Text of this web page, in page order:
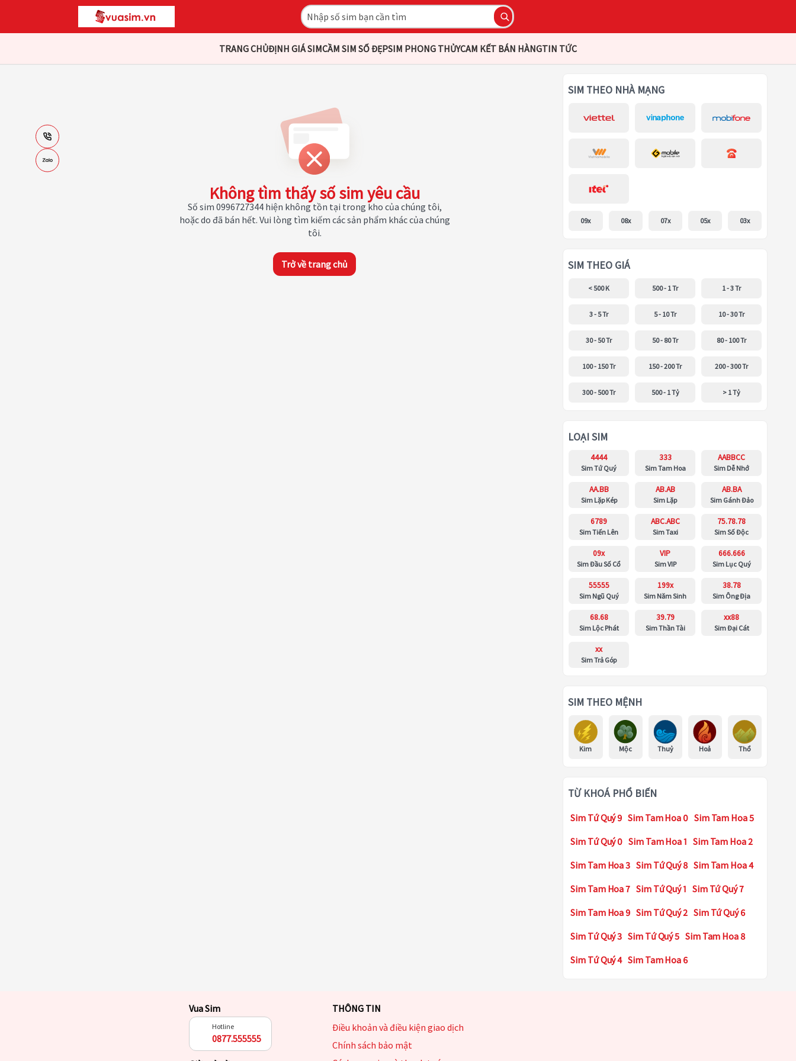
TRANG CHỦĐỊNH GIÁ SIMCẦM SIM SỐ ĐẸPSIM PHONG THỦYCAM KẾT BÁN HÀNGTIN TỨC
Không tìm thấy số sim yêu cầu
Số sim 0996727344 hiện không tồn tại trong kho của chúng tôi,
hoặc do đã bán hết. Vui lòng tìm kiếm các sản phẩm khác của chúng
tôi.
Trở về trang chủ
SIM THEO NHÀ MẠNG
09x 08x 07x 05x 03x
SIM THEO GIÁ
< 500 K 500 - 1 Tr 1 - 3 Tr
3 - 5 Tr 5 - 10 Tr 10 - 30 Tr
30 - 50 Tr 50 - 80 Tr 80 - 100 Tr
100 - 150 Tr 150 - 200 Tr 200 - 300 Tr
300 - 500 Tr 500 - 1 Tỷ > 1 Tỷ
LOẠI SIM
4444
Sim Tứ Quý
333
Sim Tam Hoa
AABBCC
Sim Dễ Nhớ
AA.BB
Sim Lặp Kép
AB.AB
Sim Lặp
AB.BA
Sim Gánh Đảo
6789
Sim Tiến Lên
ABC.ABC
Sim Taxi
75.78.78
Sim Số Độc
09x
Sim Đầu Số Cổ
VIP
Sim VIP
666.666
Sim Lục Quý
55555
Sim Ngũ Quý
199x
Sim Năm Sinh
38.78
Sim Ông Địa
68.68
Sim Lộc Phát
39.79
Sim Thần Tài
xx88
Sim Đại Cát
xx
Sim Trả Góp
SIM THEO MỆNH
Kim Mộc Thuỷ Hoả Thổ
TỪ KHOÁ PHỔ BIẾN
Sim Tứ Quý 9 Sim Tam Hoa 0 Sim Tam Hoa 5
Sim Tứ Quý 0 Sim Tam Hoa 1 Sim Tam Hoa 2
Sim Tam Hoa 3 Sim Tứ Quý 8 Sim Tam Hoa 4
Sim Tam Hoa 7 Sim Tứ Quý 1 Sim Tứ Quý 7
Sim Tam Hoa 9 Sim Tứ Quý 2 Sim Tứ Quý 6
Sim Tứ Quý 3 Sim Tứ Quý 5 Sim Tam Hoa 8
Sim Tứ Quý 4 Sim Tam Hoa 6
Vua Sim
Hotline
0877.555555
THÔNG TIN
Điều khoản và điều kiện giao dịch
Chính sách bảo mật